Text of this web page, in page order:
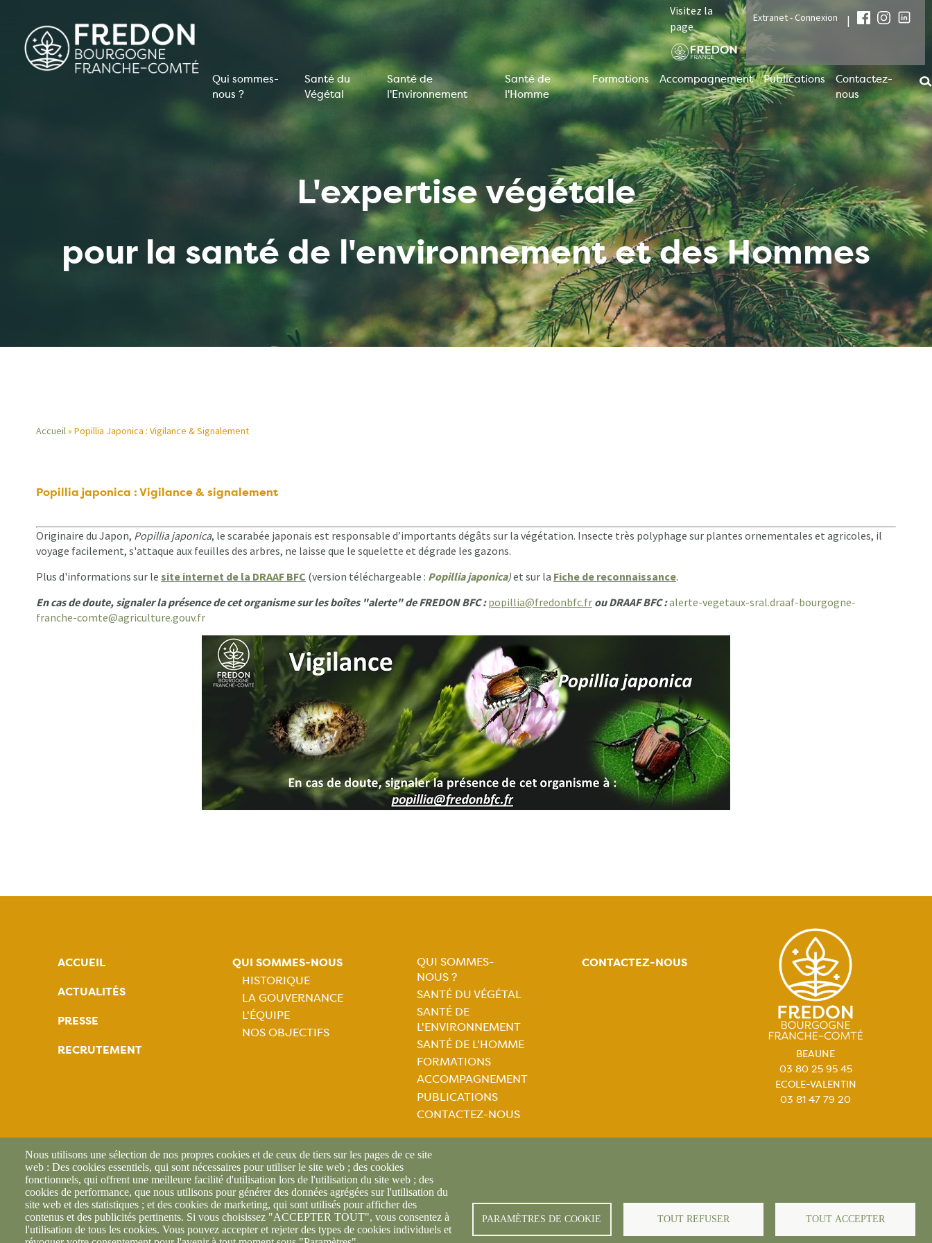
contenu
principal
Visitez la
page
Extranet - Connexion |
Navigation
principale
Qui sommes-
nous ?
Santé du
Végétal
Santé de
l'Environnement
Santé de
l'Homme
Formations Accompagnement Publications
Contactez-
nous
L'expertise végétale
pour la santé de l'environnement et des Hommes
d'Ariane
Accueil Popillia Japonica : Vigilance & Signalement
Popillia japonica : Vigilance & signalement
Originaire du Japon, Popillia japonica, le scarabée japonais est responsable d’importants dégâts sur la végétation. Insecte très polyphage sur plantes ornementales et agricoles, il
voyage facilement, s'attaque aux feuilles des arbres, ne laisse que le squelette et dégrade les gazons.
Plus d'informations sur le site internet de la DRAAF BFC (version téléchargeable : Popillia japonica)et sur la Fiche de reconnaissance.
En cas de doute, signaler la présence de cet organisme sur les boîtes "alerte" de FREDON BFC :popillia@fredonbfc.fr ou DRAAF BFC :alerte-vegetaux-sral.draaf-bourgogne-
franche-comte@agriculture.gouv.fr
ACCUEIL
ACTUALITÉS
PRESSE
RECRUTEMENT
QUI SOMMES-NOUS
Navigation
principale
HISTORIQUE
LA GOUVERNANCE
L'ÉQUIPE
NOS OBJECTIFS
Navigation
principale
QUI SOMMES-
NOUS ?
SANTÉ DU VÉGÉTAL
SANTÉ DE
L'ENVIRONNEMENT
SANTÉ DE L'HOMME
FORMATIONS
ACCOMPAGNEMENT
PUBLICATIONS
CONTACTEZ-NOUS
CONTACTEZ-NOUS
BEAUNE
03 80 25 95 45
ECOLE-VALENTIN
03 81 47 79 20
© FREDON 2019 -Mentions légales
Nous utilisons une sélection de nos propres cookies et de ceux de tiers sur les pages de ce site
web : Des cookies essentiels, qui sont nécessaires pour utiliser le site web ; des cookies
fonctionnels, qui offrent une meilleure facilité d'utilisation lors de l'utilisation du site web ; des
cookies de performance, que nous utilisons pour générer des données agrégées sur l'utilisation du
site web et des statistiques ; et des cookies de marketing, qui sont utilisés pour afficher des
contenus et des publicités pertinents. Si vous choisissez "ACCEPTER TOUT", vous consentez à
l'utilisation de tous les cookies. Vous pouvez accepter et rejeter des types de cookies individuels et
PARAMÈTRES DE COOKIE TOUT REFUSER TOUT ACCEPTER